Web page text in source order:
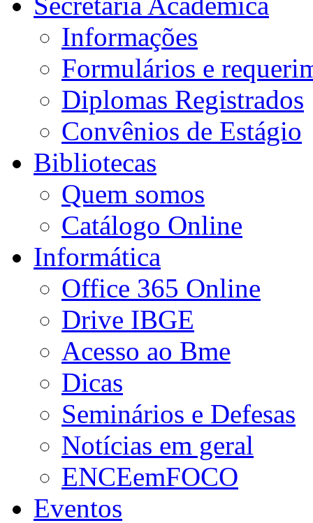
Informações
Formulários e
Diplomas Registrados
Convênios de Estágio
Bibliotecas
Quem somos
Catálogo Online
Informática
Office 365 Online
Drive IBGE
Acesso ao Bme
Dicas
Seminários e Defesas
Notícias em geral
ENCEemFOCO
Eventos